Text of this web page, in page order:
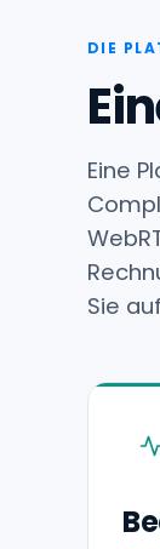
DIE
Eine
Sie